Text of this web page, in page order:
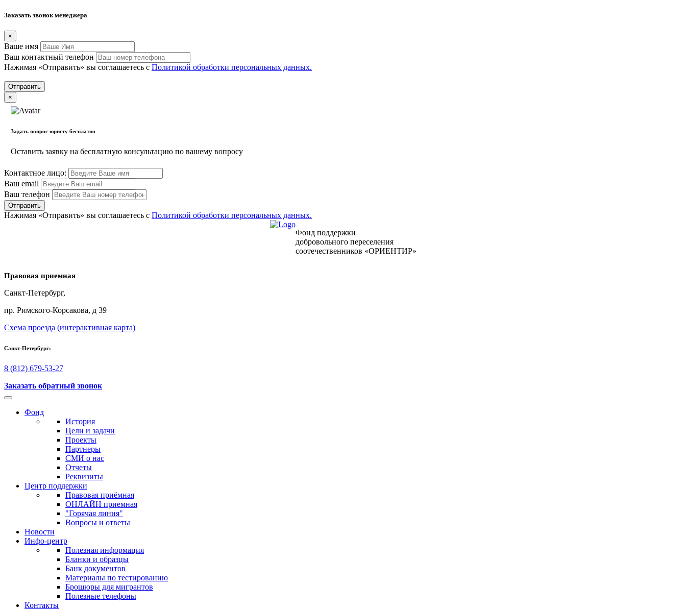
Заказать звонок менеджера
×
Вашe имя
Ваш контактный телефон
Нажимая «Отправить» вы соглашаетесь с Политикой обработки персональных данных.
×
Задать вопрос юристу бесплатно
Оставить заявку на бесплатную консультацию по вашему вопросу
Контактное лицо:
Ваш email
Ваш телефон
Нажимая «Отправить» вы соглашаетесь с Политикой обработки персональных данных.
Фонд поддержки
добровольного переселения
соотечественников «ОРИЕНТИР»
Правовая приемная
Санкт-Петербург,
пр. Римского-Корсакова, д 39
Схема проезда (интерактивная карта)
Санкт-Петербург:
8 (812) 679-53-27
Заказать обратный звонок
Фонд
История
Цели и задачи
Проекты
Партнеры
СМИ о нас
Отчеты
Реквизиты
Центр поддержки
Правовая приёмная
ОНЛАЙН приемная
"Горячая линия"
Вопросы и ответы
Новости
Инфо-центр
Полезная информация
Бланки и образцы
Банк документов
Материалы по тестированию
Брошюры для мигрантов
Полезные телефоны
Контакты